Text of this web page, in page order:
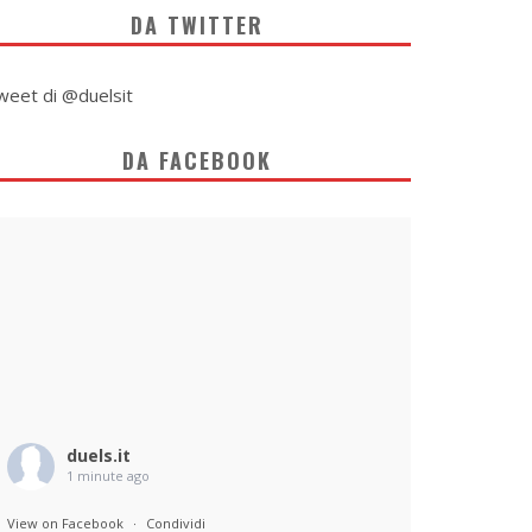
DA TWITTER
di @duelsit
DA FACEBOOK
duels.it
1 minute ago
View on Facebook · Condividi